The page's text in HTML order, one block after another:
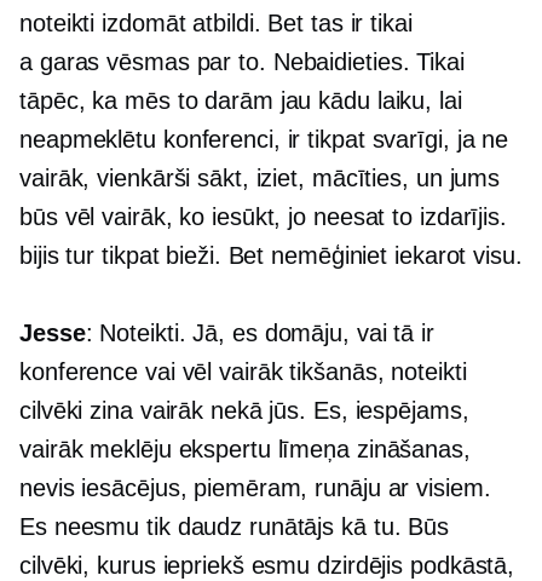
noteikti izdomāt atbildi. Bet tas ir tikai
a garas vēsmaspar to. Nebaidieties. Tikai
tāpēc, ka mēs to darām jau kādu laiku, lai
neapmeklētu konferenci, ir tikpat svarīgi, ja ne
vairāk, vienkārši sākt, iziet, mācīties, un jums
būs vēl vairāk, ko iesūkt, jo neesat to izdarījis.
bijis tur tikpat bieži. Bet nemēģiniet iekarot visu.
Jesse: Noteikti. Jā, es domāju, vai tā ir
konference vai vēl vairāk tikšanās, noteikti
cilvēki zina vairāk nekā jūs. Es, iespējams,
vairāk meklēju ekspertu līmeņa zināšanas,
nevis iesācējus, piemēram, runāju ar visiem.
Es neesmu tik daudz runātājs kā tu. Būs
cilvēki, kurus iepriekš esmu dzirdējis podkāstā,